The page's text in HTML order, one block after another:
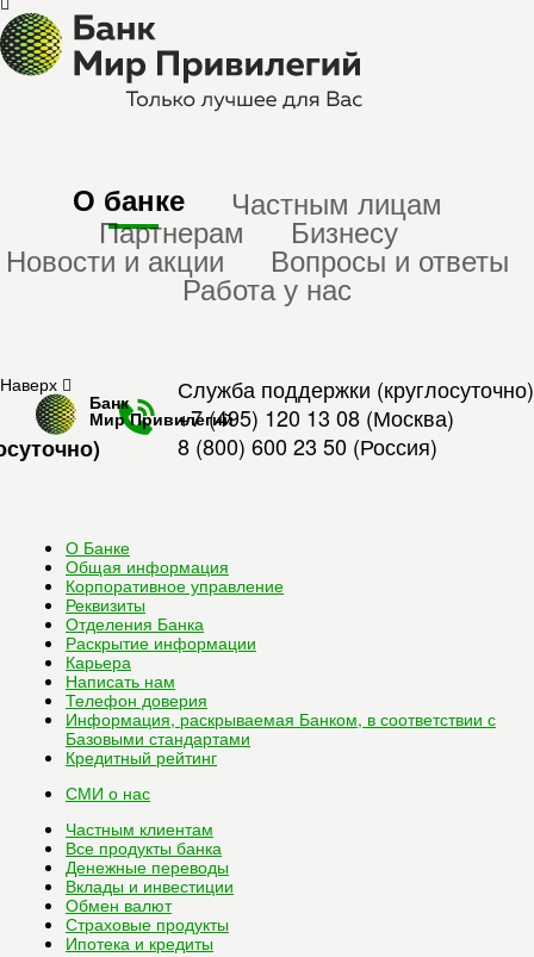
О банке Частным лицам
Партнерам Бизнесу
Новости и акции Вопросы и ответы
Работа у нас
Служба поддержки (круглосуточно)
+7 (495) 120 13 08 (Москва)
8 (800) 600 23 50 (Россия)
Наверх
Банк
Мир Привилегий
О Банке
Общая информация
Корпоративное управление
Реквизиты
Отделения Банка
Раскрытие информации
Карьера
Написать нам
Телефон доверия
Информация, раскрываемая Банком, в соответствии с
Базовыми стандартами
Кредитный рейтинг
СМИ о нас
Частным клиентам
Все продукты банка
Денежные переводы
Вклады и инвестиции
Обмен валют
Страховые продукты
Ипотека и кредиты